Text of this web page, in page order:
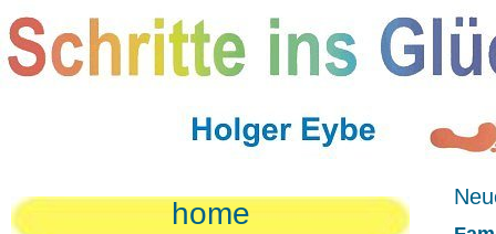
home